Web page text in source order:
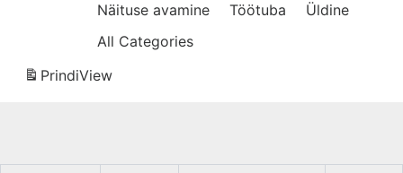
Näituse avamine
Töötuba
Üldine
All Categories
PrindiView